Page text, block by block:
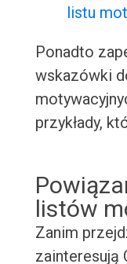
listu
Ponadto
wskazówki
przykłady,
listów
Zanim
zainteresują